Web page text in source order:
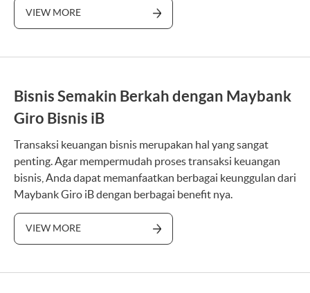
VIEW MORE
Bisnis Semakin Berkah dengan Maybank
Giro Bisnis iB
Transaksi keuangan bisnis merupakan hal yang sangat
penting. Agar mempermudah proses transaksi keuangan
bisnis, Anda dapat memanfaatkan berbagai keunggulan dari
Maybank Giro iB dengan berbagai benefit nya.
VIEW MORE